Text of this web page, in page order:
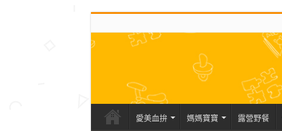
愛美血拚 媽媽寶寶 露營野餐